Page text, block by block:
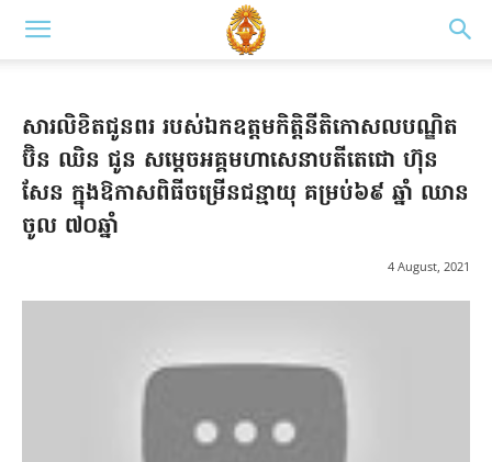
សារលិខិតជូនពរ របស់ឯកឧត្តមកិត្តិនីតិកោសលបណ្ឌិត
ប៊ិន ឈិន ជូន សម្តេចអគ្គមហាសេនាបតីតេជោ ហ៊ុន
សែន ក្នុងឱកាសពិធីចម្រើនជន្មាយុ គម្រប់៦៩ ឆ្នាំ ឈាន
ចូល ៧០ឆ្នាំ
4 August, 2021